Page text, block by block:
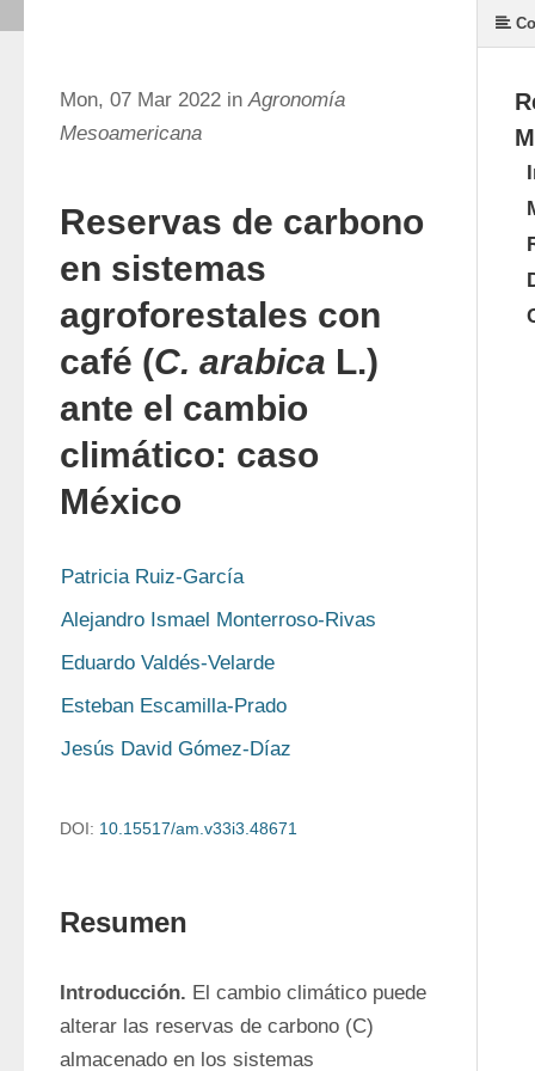
Mon, 07 Mar 2022 inAgronomía
Mesoamericana
Reservas de carbono
en sistemas
agroforestales con
café (C. arabica L.)
ante el cambio
climático: caso
México
Patricia Ruiz-García
Alejandro Ismael Monterroso-Rivas
Eduardo Valdés-Velarde
Esteban Escamilla-Prado
Jesús David Gómez-Díaz
DOI: 10.15517/am.v33i3.48671
Resumen
Introducción. El cambio climático puede
alterar las reservas de carbono (C)
almacenado en los sistemas